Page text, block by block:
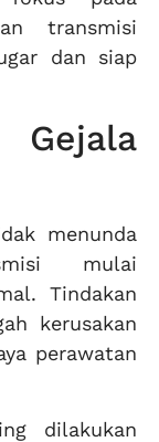
transmisi
dan siap
Gejala
menunda
mulai
Tindakan
kerusakan
perawatan
dilakukan